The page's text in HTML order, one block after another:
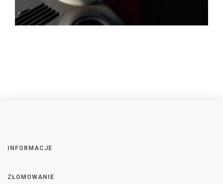
INFORMACJE
ZŁOMOWANIE